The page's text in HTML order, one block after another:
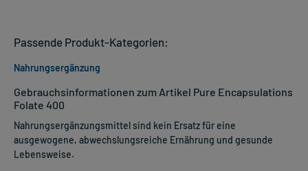
Gebrauchsinformationen zum Artikel Pure Encapsulations
Folate 400
Nahrungsergänzungsmittel sind kein Ersatz für eine
ausgewogene, abwechslungsreiche Ernährung und gesunde
Lebensweise.
Passende Produkt-Kategorien:
Nahrungsergänzung